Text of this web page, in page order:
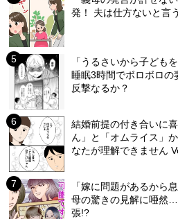
発！ 夫は仕方ないと言
「うるさいから子ども
睡眠3時間でボロボロ
反撃なるか？
結婚前提の付き合いに
ん」と「オムライス」
なたが理解できません
「嫁に問題があるから
母の驚きの見解に唖然
張!?